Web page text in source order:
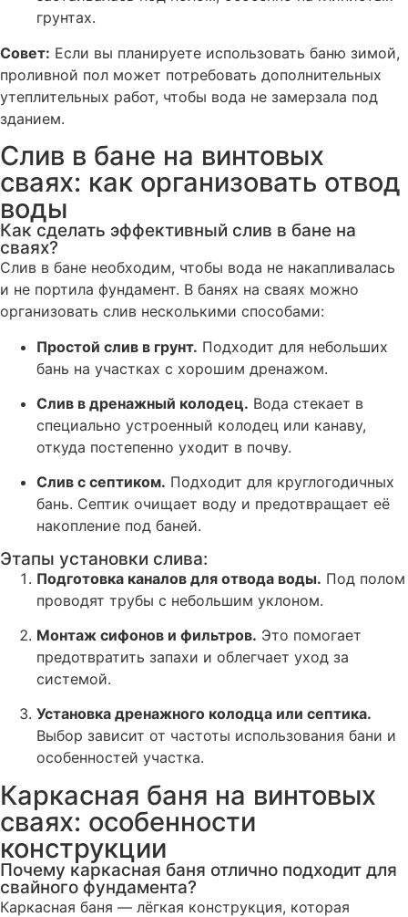
грунтах.
Совет: Если вы планируете использовать баню зимой,
проливной пол может потребовать дополнительных
утеплительных работ, чтобы вода не замерзала под
зданием.
Слив в бане на винтовых
сваях: как организовать отвод
воды
Как сделать эффективный слив в бане на
сваях?
Слив в бане необходим, чтобы вода не накапливалась
и не портила фундамент. В банях на сваях можно
организовать слив несколькими способами:
Простой слив в грунт. Подходит для небольших
бань на участках с хорошим дренажом.
Слив в дренажный колодец. Вода стекает в
специально устроенный колодец или канаву,
откуда постепенно уходит в почву.
Слив с септиком. Подходит для круглогодичных
бань. Септик очищает воду и предотвращает её
накопление под баней.
Этапы установки слива:
Подготовка каналов для отвода воды. Под полом
проводят трубы с небольшим уклоном.
Монтаж сифонов и фильтров. Это помогает
предотвратить запахи и облегчает уход за
системой.
Установка дренажного колодца или септика.
Выбор зависит от частоты использования бани и
особенностей участка.
Каркасная баня на винтовых
сваях: особенности
конструкции
Почему каркасная баня отлично подходит для
свайного фундамента?
Каркасная баня — лёгкая конструкция, которая